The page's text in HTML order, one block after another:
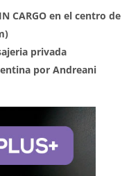
CARGO en el centro de
privada
por Andreani